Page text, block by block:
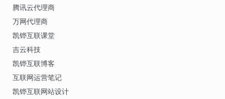
腾讯云代理商
万网代理商
凯铧互联课堂
吉云科技
凯铧互联博客
互联网运营笔记
凯铧互联网站设计